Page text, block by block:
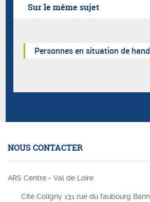
Sur le même sujet
Personnes en situation de
NOUS CONTACTER
ARS Centre - Val de Loire
Cité Coligny 131 rue du faubourg